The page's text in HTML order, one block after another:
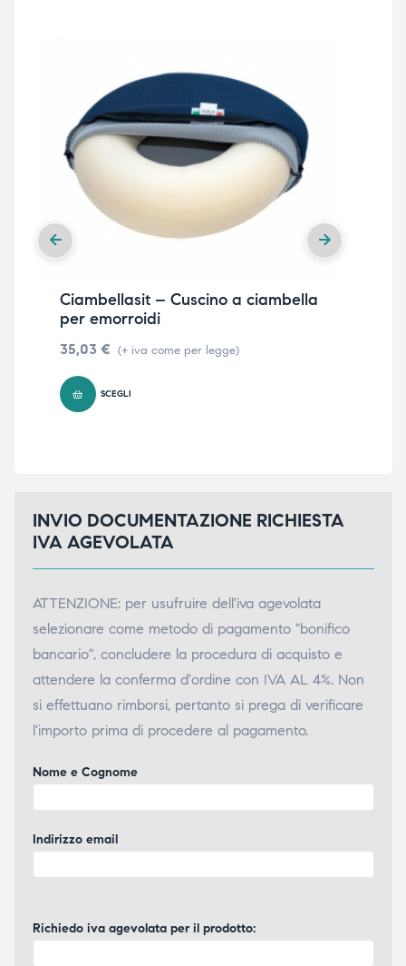
Ciambellasit – Cuscino a ciambella
per emorroidi
35,03 € (+ iva come per legge)
SCEGLI
INVIO DOCUMENTAZIONE RICHIESTA
IVA AGEVOLATA
ATTENZIONE: per usufruire dell'iva agevolata
selezionare come metodo di pagamento "bonifico
bancario", concludere la procedura di acquisto e
attendere la conferma d'ordine con IVA AL 4%. Non
si effettuano rimborsi, pertanto si prega di verificare
l'importo prima di procedere al pagamento.
Nome e Cognome
Indirizzo email
Richiedo iva agevolata per il prodotto: